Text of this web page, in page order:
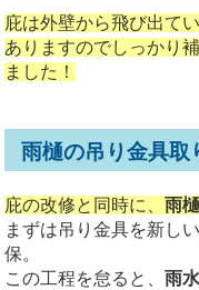
庇は外壁から飛び出て
ありますのでしっかり
ました！
雨樋の吊り金具取
庇の改修と同時に、雨
まずは吊り金具を新し
保。
この工程を怠ると、雨